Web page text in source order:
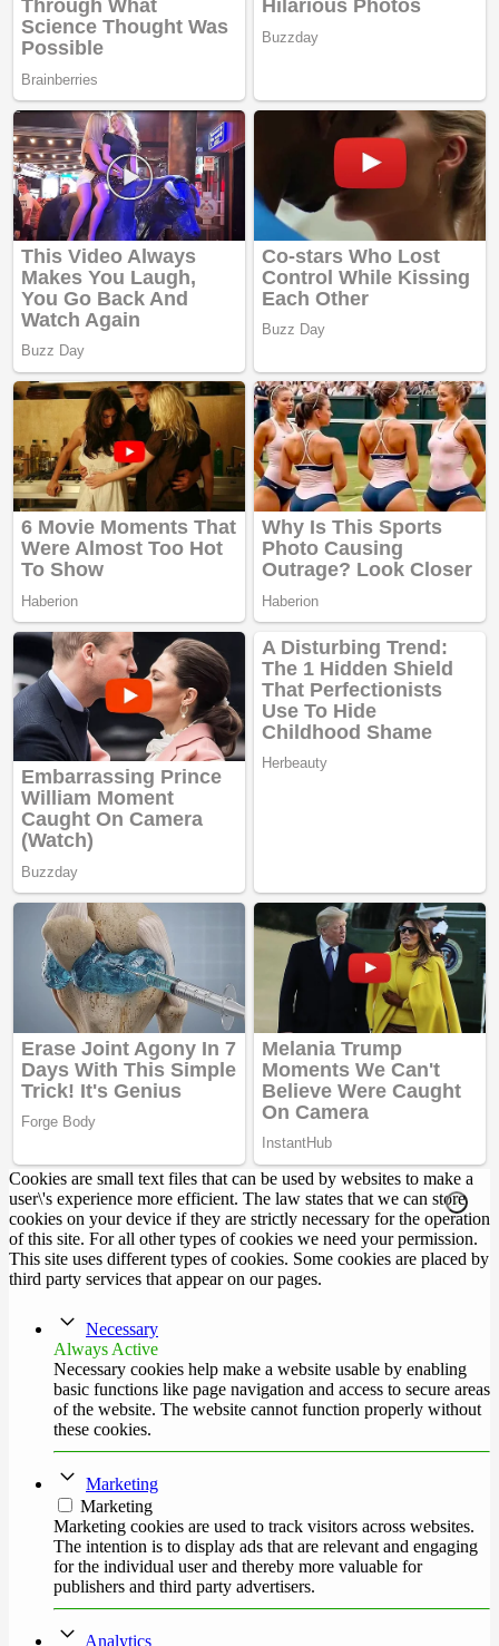
Cookies are small text files that can be used by websites to make a
user\'s experience more efficient. The law states that we can store
cookies on your device if they are strictly necessary for the operation
of this site. For all other types of cookies we need your permission.
This site uses different types of cookies. Some cookies are placed by
third party services that appear on our pages.
Necessary
Always Active
Necessary cookies help make a website usable by enabling
basic functions like page navigation and access to secure areas
of the website. The website cannot function properly without
these cookies.
Marketing
Marketing
Marketing cookies are used to track visitors across websites.
The intention is to display ads that are relevant and engaging
for the individual user and thereby more valuable for
publishers and third party advertisers.
Analytics